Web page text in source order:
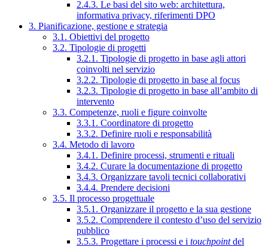
2.4.3. Le basi del sito web: architettura,
informativa privacy, riferimenti DPO
3. Pianificazione, gestione e strategia
3.1. Obiettivi del progetto
3.2. Tipologie di progetti
3.2.1. Tipologie di progetto in base agli attori
coinvolti nel servizio
3.2.2. Tipologie di progetto in base al focus
3.2.3. Tipologie di progetto in base all’ambito di
intervento
3.3. Competenze, ruoli e figure coinvolte
3.3.1. Coordinatore di progetto
3.3.2. Definire ruoli e responsabilità
3.4. Metodo di lavoro
3.4.1. Definire processi, strumenti e rituali
3.4.2. Curare la documentazione di progetto
3.4.3. Organizzare tavoli tecnici collaborativi
3.4.4. Prendere decisioni
3.5. Il processo progettuale
3.5.1. Organizzare il progetto e la sua gestione
3.5.2. Comprendere il contesto d’uso del servizio
pubblico
3.5.3. Progettare i processi e i touchpointdel